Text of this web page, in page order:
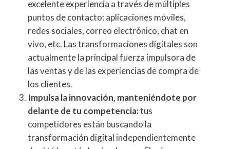
excelente experiencia a través de múltiples
puntos de contacto: aplicaciones móviles,
redes sociales, correo electrónico, chat en
vivo, etc. Las transformaciones digitales son
actualmente la principal fuerza impulsora de
las ventas y de las experiencias de compra de
los clientes.
Impulsa la innovación, manteniéndote por
delante de tu competencia:tus
competidores están buscando la
transformación digital independientemente